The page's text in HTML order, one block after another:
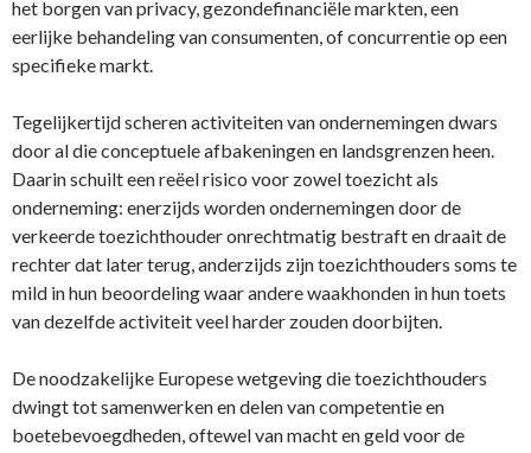
het borgen van privacy, gezondefinanciële markten, een
eerlijke behandeling van consumenten, of concurrentie op een
specifieke markt.
Tegelijkertijd scheren activiteiten van ondernemingen dwars
door al die conceptuele afbakeningen en landsgrenzen heen.
Daarin schuilt een reëel risico voor zowel toezicht als
onderneming: enerzijds worden ondernemingen door de
verkeerde toezichthouder onrechtmatig bestraft en draait de
rechter dat later terug, anderzijds zijn toezichthouders soms te
mild in hun beoordeling waar andere waakhonden in hun toets
van dezelfde activiteit veel harder zouden doorbijten.
De noodzakelijke Europese wetgeving die toezichthouders
dwingt tot samenwerken en delen van competentie en
boetebevoegdheden, oftewel van macht en geld voor de